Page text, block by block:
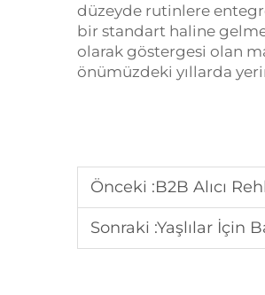
düzeyde rutinlere
bir standart haline
olarak göstergesi olan
önümüzdeki yıllarda
Önceki :B2B Alıcı
Sonraki :Yaşlılar İçin